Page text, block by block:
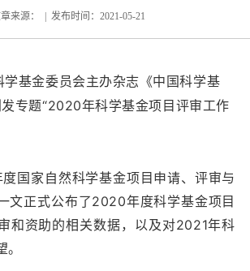
来源： | 发布时间：2021-05-21
学基金委员会主办杂志《中国科学基
专题“2020年科学基金项目评审工作
国家自然科学基金项目申请、评审与
文正式公布了2020年度科学基金项目
和资助的相关数据，以及对2021年科